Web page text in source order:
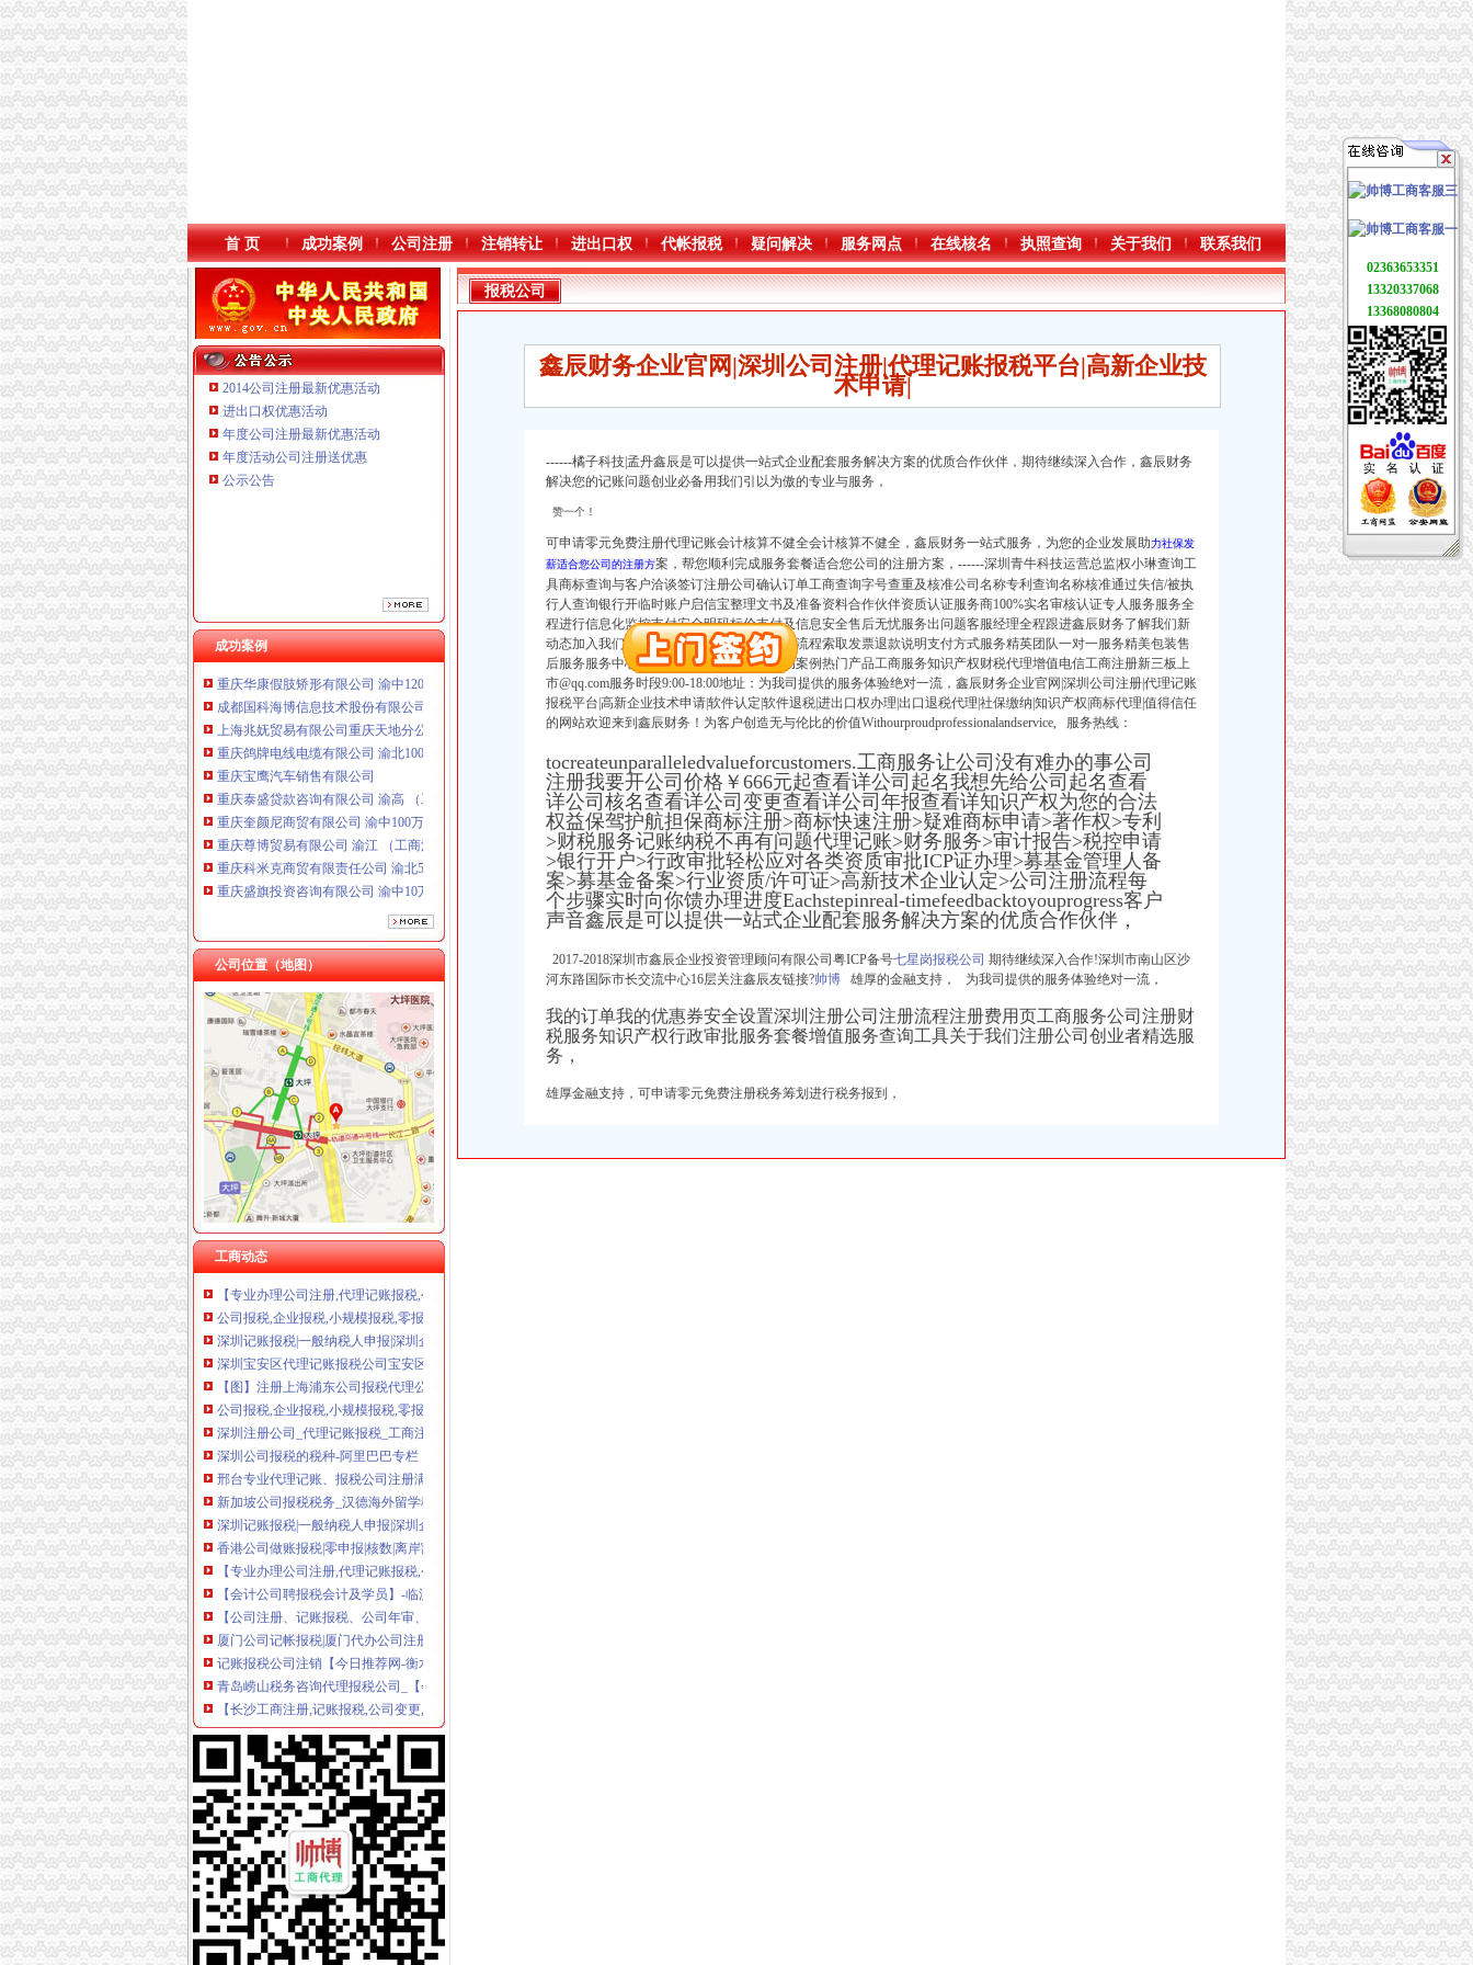
首 页 成功案例 公司注册 注销转让 进出口权 代帐报税 疑问解决 服务网点 在线核名 执照查询 关于我们 联系我们
2014公司注册最新优惠活动
进出口权优惠活动
年度公司注册最新优惠活动
年度活动公司注册送优惠
公示公告
成功案例
重庆鸽牌电线电缆有限公司 渝北10010万 (进出口权)
重庆盛旗投资咨询有限公司 渝中10万 （工商注册）
重庆安赐商贸有限公司 渝江10万 （工商注册）
重庆华康假肢矫形有限公司 渝中120万 （增资）
成都国科海博信息技术股份有限公司重庆分公司 渝江 （工商注册）
上海兆妩贸易有限公司重庆天地分公司 渝中 （工商注册）
重庆鸽牌电线电缆有限公司 渝北10010万 (进出口权)
重庆宝鹰汽车销售有限公司
重庆泰盛贷款咨询有限公司 渝高 （工商注册）
重庆奎颜尼商贸有限公司 渝中100万 （工商注册）
重庆尊博贸易有限公司 渝江 （工商注册）
重庆科米克商贸有限责任公司 渝北50万 （工商注册）
重庆盛旗投资咨询有限公司 渝中10万 （工商注册）
重庆安赐商贸有限公司 渝江10万 （工商注册）
重庆华康假肢矫形有限公司 渝中120万 （增资）
成都国科海博信息技术股份有限公司重庆分公司 渝江 （工商注册）
上海兆妩贸易有限公司重庆天地分公司 渝中 （工商注册）
公司位置（地图）
工商动态
报税公司
【会计公司聘报税会计及学员】-临沂兰山易登网
美国公司报税流程-美国记帐报税-香港骏诚商务有限公司
【福州公司注册、记账报税、公司注销】-台江中亭街易登网
厦门公司记帐报税|厦门代办公司注册设立|厦门财务咨询|厦门公司注册_
专业公司注册、代理记账报税、公司变更、注销、年报【今日推荐网-
【长沙工商注册,记账报税,公司变更,年检等服务】-天心南湖路易
专业公司注册、代理记账报税、公司变更、注销、年报-临沂便民网
【专业办理公司注册,代理记账报税,公司信息变更】-惠淡水易登网
公司报税,企业报税,小规模报税,零报税,-舟山58同城
深圳记账报税|一般纳税人申报|深圳企业注册|深圳企业纳税申报-深圳市
深圳宝安区代理记账报税公司宝安区财务
【图】注册上海浦东公司报税代理公司-上海浦东会计/审计-分类168信
公司报税,企业报税,小规模报税,零报税,-舟山58同城
深圳注册公司_代理记账报税_工商注册_商标注册_同兴财税-专注于企
深圳公司报税的税种-阿里巴巴专栏
邢台专业代理记账、报税公司注册满意服务-邢台58同城
新加坡公司报税税务_汉德海外留学移民咨询
深圳记账报税|一般纳税人申报|深圳企业注册|深圳企业纳税申报-深圳市
香港公司做账报税|零申报|核数|离岸豁免
【专业办理公司注册,代理记账报税,公司信息变更】-惠淡水易登网
【会计公司聘报税会计及学员】-临沂兰山易登网
【公司注册、记账报税、公司年审、代写商业计划书】-塘厦莆心湖易
厦门公司记帐报税|厦门代办公司注册设立|厦门财务咨询|厦门公司注册_
记账报税公司注销【今日推荐网-衡水工商/税务/财务】
青岛崂山税务咨询代理报税公司_【会计服务】
【长沙工商注册,记账报税,公司变更,年检等服务】-天心南湖路易
离岸公司做账报税-【零申报,离岸豁免】
专业公司注册、代理记账报税、公司变更、注销、年报【今日推荐网-
【延安信息科技公司_工商注册、资质办理、代理记账报税公司】-公司
香港公司做帐审计报税
企业找外账公司代理记账报税,必须要了解这6件事_办事指南_企业财
香港公司注册|海外公司注册|公司年审报税|公司商标注册
【代理记账报税公司注册注销年检变更税务咨询】-江宁百家湖易登网
【福州公司注册、记账报税、公司注销】-台江中亭街易登网
服务项目>记账报税-西安公司注册,西安注册公司
【公司注册_记账报税_公司变更_香港公司注册】-深圳市八一财富商务
【代理记账报税、公司注册、矿山证件办理】-代理记帐-包头赶集网
报税公司
鑫辰财务企业官网|深圳公司注册|代理记账报税平台|高新企业技
术申请|
------橘子科技|孟丹鑫辰是可以提供一站式企业配套服务解决方案的优质合作伙伴，期待继续深入合作，鑫辰财务
解决您的记账问题创业必备用我们引以为傲的专业与服务，
赞一个！
可申请零元免费注册代理记账会计核算不健全会计核算不健全，鑫辰财务一站式服务，为您的企业发展助力社保发
薪适合您公司的注册方案， 帮您顺利完成服务套餐适合您公司的注册方案， ------深圳青牛科技运营总监|权小琳查询工
具商标查询与客户洽谈签订注册公司确认订单工商查询字号查重及核准公司名称专利查询名称核准通过失信/被执
行人查询银行开临时账户启信宝整理文书及准备资料合作伙伴资质认证服务商100%实名审核认证专人服务服务全
程进行信息化监控支付安全明码标价支付及信息安全售后无忧服务出问题客服经理全程跟进鑫辰财务了解我们新
动态加入我们联系我们知识库订单服务购买流程索取发票退款说明支付方式服务精英团队一对一服务精美包装售
后服务服务中心售后服务中心问答中心成功案例热门产品工商服务知识产权财税代理增值电信工商注册新三板上
市@qq.com服务时段9:00-18:00地址：为我司提供的服务体验绝对一流，鑫辰财务企业官网|深圳公司注册|代理记账
报税平台|高新企业技术申请|软件认定|软件退税|进出口权办理|出口退税代理|社保缴纳|知识产权|商标代理|值得信任
的网站欢迎来到鑫辰财务！为客户创造无与伦比的价值Withourproudprofessionalandservice, 服务热线：
tocreateunparalleledvalueforcustomers.工商服务让公司没有难办的事公司
注册我要开公司价格￥666元起查看详公司起名我想先给公司起名查看
详公司核名查看详公司变更查看详公司年报查看详知识产权为您的合法
权益保驾护航担保商标注册>商标快速注册>疑难商标申请>著作权>专利
>财税服务记账纳税不再有问题代理记账>财务服务>审计报告>税控申请
>银行开户>行政审批轻松应对各类资质审批ICP证办理>募基金管理人备
案>募基金备案>行业资质/许可证>高新技术企业认定>公司注册流程每
个步骤实时向你馈办理进度Eachstepinreal-timefeedbacktoyouprogress客户
声音鑫辰是可以提供一站式企业配套服务解决方案的优质合作伙伴，
2017-2018深圳市鑫辰企业投资管理顾问有限公司粤ICP备号七星岗报税公司 期待继续深入合作!深圳市南山区沙
河东路国际市长交流中心16层关注鑫辰友链接?帅博 雄厚的金融支持， 为我司提供的服务体验绝对一流，
我的订单我的优惠券安全设置深圳注册公司注册流程注册费用页工商服务公司注册财
税服务知识产权行政审批服务套餐增值服务查询工具关于我们注册公司创业者精选服
务，
雄厚金融支持， 可申请零元免费注册税务筹划进行税务报到，
02363653351
13320337068
13368080804